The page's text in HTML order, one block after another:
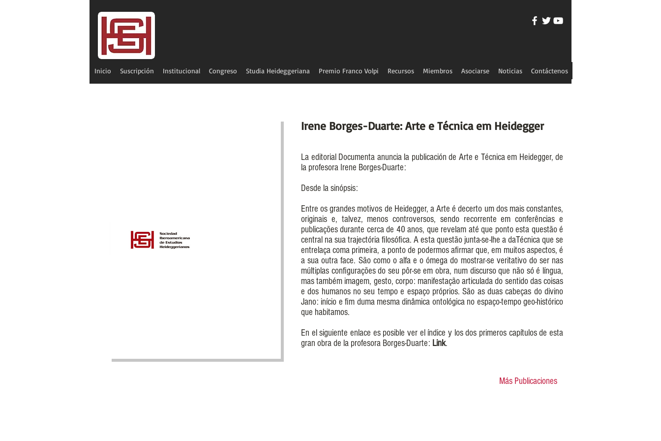
Inicio Suscripción Institucional Congreso Studia Heideggeriana Premio Franco Volpi Recursos Miembros Asociarse Noticias Contáctenos
Irene Borges-Duarte: Arte e Técnica em Heidegger
La editorial Documenta anuncia la publicación de Arte e Técnica em Heidegger, de
la profesora Irene Borges-Duarte:
Desde la sinópsis:
Entre os grandes motivos de Heidegger, a Arte é decerto um dos mais constantes,
originais e, talvez, menos controversos, sendo recorrente em conferências e
publicações durante cerca de 40 anos, que revelam até que ponto esta questão é
central na sua trajectória filosófica. A esta questão junta-se-lhe a daTécnica que se
entrelaça coma primeira, a ponto de podermos afirmar que, em muitos aspectos, é
a sua outra face. São como o alfa e o ómega do mostrar-se veritativo do ser nas
múltiplas configurações do seu pôr-se em obra, num discurso que não só é língua,
mas também imagem, gesto, corpo: manifestação articulada do sentido das coisas
e dos humanos no seu tempo e espaço próprios. São as duas cabeças do divino
Jano: início e fim duma mesma dinâmica ontológica no espaço-tempo geo-histórico
que habitamos.
En el siguiente enlace es posible ver el índice y los dos primeros capítulos de esta
gran obra de la profesora Borges-Duarte: Link.
Más Publicaciones